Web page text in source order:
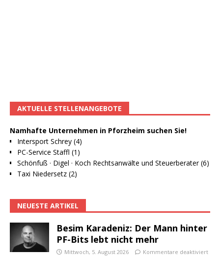
AKTUELLE STELLENANGEBOTE
Namhafte Unternehmen in Pforzheim suchen Sie!
Intersport Schrey (4)
PC-Service Staffl (1)
Schönfuß · Digel · Koch Rechtsanwälte und Steuerberater (6)
Taxi Niedersetz (2)
NEUESTE ARTIKEL
Besim Karadeniz: Der Mann hinter
PF-Bits lebt nicht mehr
Mittwoch, 5. August 2026 Kommentare deaktiviert